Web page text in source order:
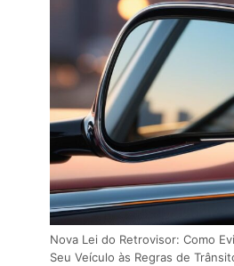
Nova Lei do Retrovisor: Como
Seu Veículo às Regras de